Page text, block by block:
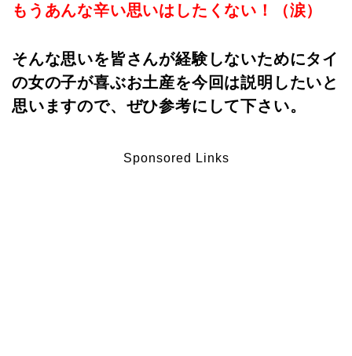
もうあんな辛い思いはしたくない！（涙）
そんな思いを皆さんが経験しないためにタイ
の女の子が喜ぶお土産を今回は説明したいと
思いますので、ぜひ参考にして下さい。
Sponsored Links